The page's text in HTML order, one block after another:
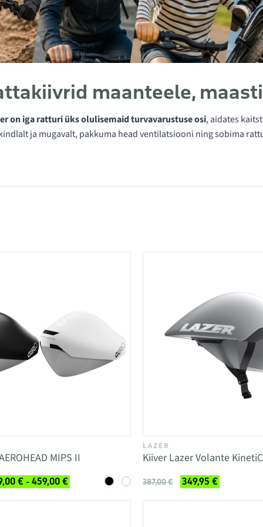
maanteele,
on iga ratturi üks olulisemaid turvavarustuse osi, aidates
ja mugavalt, pakkuma head ventilatsiooni ning sobima
MIPS II
€ - 459,00 €
LAZER
Kiiver Lazer Volante
387,00 € 349,95 €